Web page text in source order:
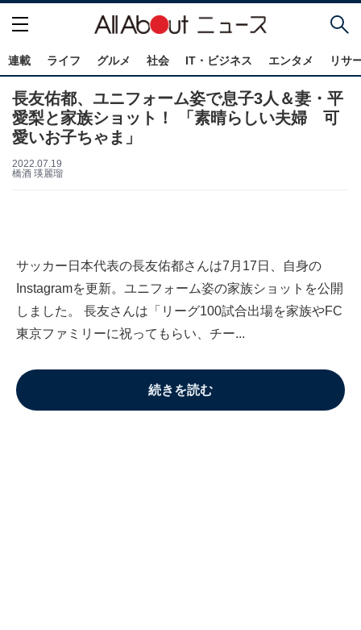
連載 ライフ グルメ 社会 IT・ビジネス エンタメ リサ
長友佑都、ユニフォーム姿で息子3人＆妻・平
愛梨と家族ショット！ 「素晴らしい夫婦 可
愛いお子ちゃま」
2022.07.19
橋酒 瑛麗瑠
サッカー日本代表の長友佑都さんは7月17日、自身の
Instagramを更新。ユニフォーム姿の家族ショットを公開
しました。 長友さんは「リーグ100試合出場を家族やFC
東京ファミリーに祝ってもらい、チー...
続きを読む